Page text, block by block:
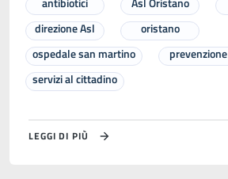
direzione Asl
oristano
ospedale san martino
prevenzione
servizi al cittadino
LEGGI DI PIÙ